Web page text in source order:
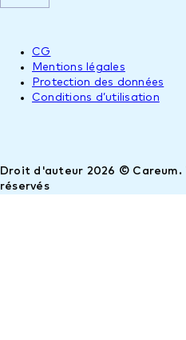
Droit d'auteur 2026 © Careum.
réservés
CG
Mentions légales
Protection des données
Conditions d’utilisation